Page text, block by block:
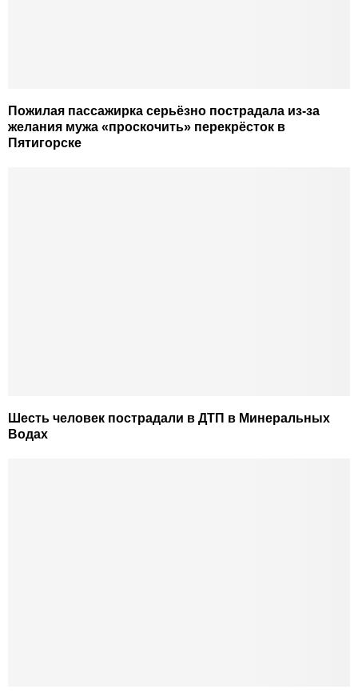
Пожилая пассажирка серьёзно пострадала из-за
желания мужа «проскочить» перекрёсток в
Пятигорске
Шесть человек пострадали в ДТП в Минеральных
Водах